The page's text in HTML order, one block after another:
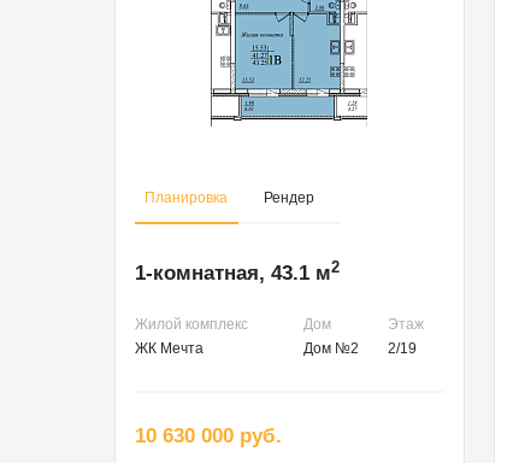
Планировка Рендер
1-комнатная, 43.1 м2
Жилой комплекс Дом
Этаж
ЖК Мечта
Дом №2 2/19
10 630 000 руб.